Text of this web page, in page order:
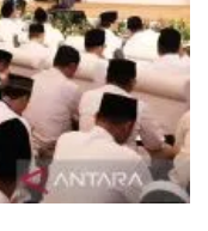
sebagai Lebaran